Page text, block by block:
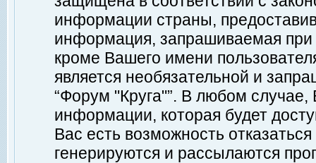
информации страны,
информация, запрашиваемая при
кроме Вашего имени
является необязательной и
“Форум "Круга"”. В любом
информации, которая будет
Вас есть возможность
генерируются и рассылаются